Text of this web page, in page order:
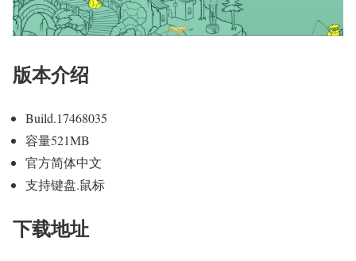
版本介绍
Build.17468035
容量521MB
官方简体中文
支持键盘.鼠标
下载地址